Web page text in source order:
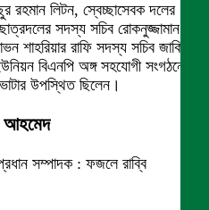
রহমান লিটন, স্বেচ্ছাসেবক দলের
সদস্য সচিব রোকনুজ্জামান
রাফি সদস্য সচিব জাকির
বিএনপি অঙ্গ সহযোগী সংগঠনের
উপস্থিত ছিলেন।
আহমেদ
সম্পাদক : ফজলে রাব্বি